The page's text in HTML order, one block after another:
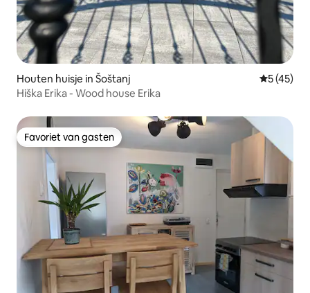
Houten huisje in Šoštanj
5 (45)
Hiška Erika - Wood house Erika
Favoriet van gasten
Favoriet van gasten